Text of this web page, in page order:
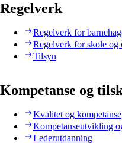
Regelverk
Regelverk for
Regelverk for skole
Tilsyn
Kompetanse og
Kvalitet og kompetanse
Kompetanseutvikling
Lederutdanning